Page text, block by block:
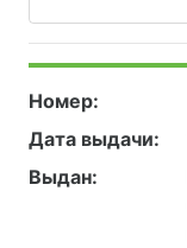
Номер:
Дата выдачи:
Выдан: